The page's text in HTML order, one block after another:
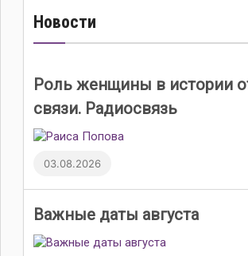
Новости
Роль женщины в истории
связи. Радиосвязь
03.08.2026
Важные даты августа